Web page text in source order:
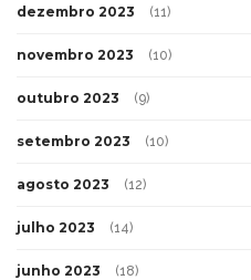
dezembro 2023 (11)
novembro 2023 (10)
outubro 2023 (9)
setembro 2023 (10)
agosto 2023 (12)
julho 2023 (14)
junho 2023 (18)